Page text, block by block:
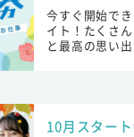
今すぐ開始で
イト！たくさ
と最高の思い
10月スター